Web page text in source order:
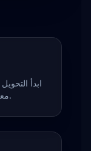
ابدأ
.